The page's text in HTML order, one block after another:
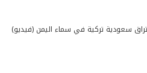
سعودية تركية في سماء اليمن (فيديو)